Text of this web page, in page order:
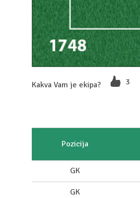
Kakva Vam je ekipa? 3
Pozicija
GK
GK